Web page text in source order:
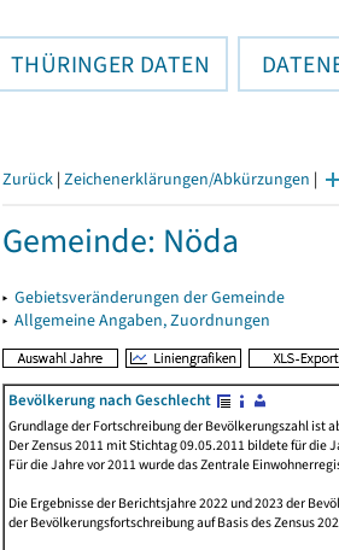
THÜRINGER DATEN
Zurück | Zeichenerklärungen/Abkürzungen |
Gemeinde: Nöda
▸ Gebietsveränderungen der Gemeinde
▸ Allgemeine Angaben, Zuordnungen
Bevölkerung nach Geschlecht
Grundlage der Fortschreibung der Bevölkerungszahl ist
Der Zensus 2011 mit Stichtag 09.05.2011 bildete für die
Für die Jahre vor 2011 wurde das Zentrale
Die Ergebnisse der Berichtsjahre 2022 und 2023 der
der Bevölkerungsfortschreibung auf Basis des Zensus